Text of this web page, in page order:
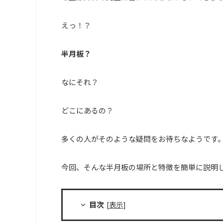
えっ！？
半月板？
なにそれ？
どこにあるの？
多くの人がそのような疑問をお待ちなようです。
今回、そんな半月板の場所と特徴を簡単に説明
目次 [表示]